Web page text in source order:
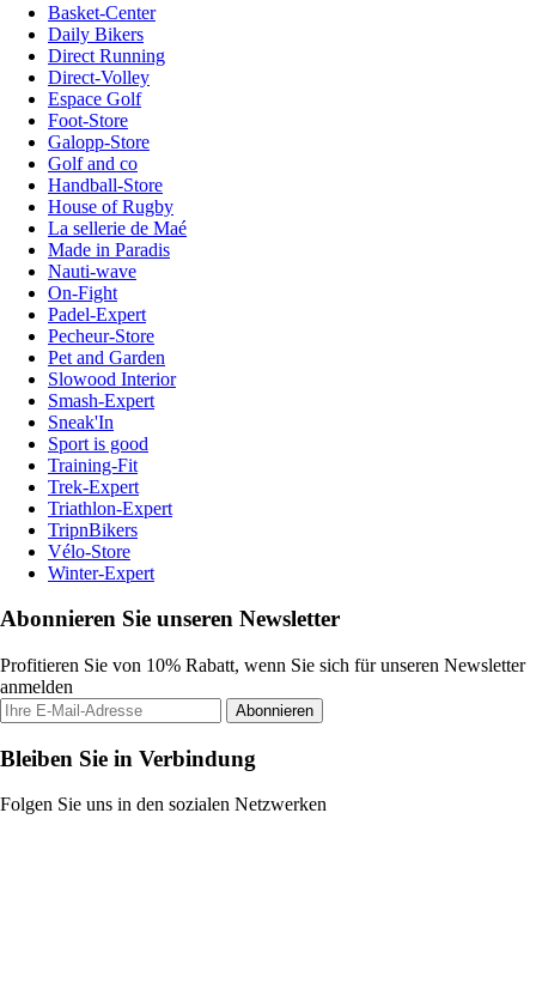
Basket-Center
Daily Bikers
Direct Running
Direct-Volley
Espace Golf
Foot-Store
Galopp-Store
Golf and co
Handball-Store
House of Rugby
La sellerie de Maé
Made in Paradis
Nauti-wave
On-Fight
Padel-Expert
Pecheur-Store
Pet and Garden
Slowood Interior
Smash-Expert
Sneak'In
Sport is good
Training-Fit
Trek-Expert
Triathlon-Expert
TripnBikers
Vélo-Store
Winter-Expert
Abonnieren Sie unseren Newsletter
Profitieren Sie von 10% Rabatt, wenn Sie sich für unseren Newsletter
anmelden
Abonnieren
Bleiben Sie in Verbindung
Folgen Sie uns in den sozialen Netzwerken